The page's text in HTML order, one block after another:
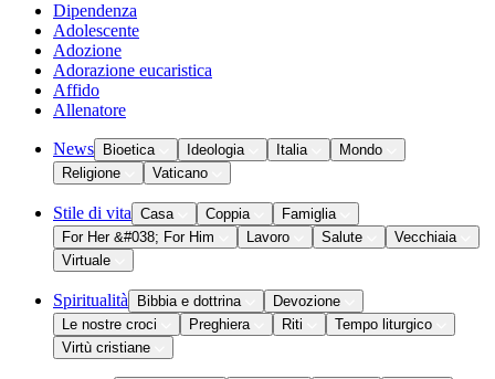
Dipendenza
Adolescente
Adozione
Adorazione eucaristica
Affido
Allenatore
News Bioetica Ideologia Italia
Mondo
Religione
Vaticano
Stile di vita Casa Coppia
Famiglia
For Her &#038; For Him
Lavoro Salute
Vecchiaia
Virtuale
Spiritualità Bibbia e dottrina
Devozione
Le nostre croci
Preghiera Riti
Tempo liturgico
Virtù cristiane